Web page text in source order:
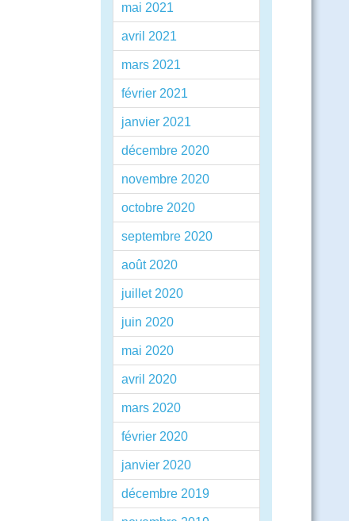
mai 2021
avril 2021
mars 2021
février 2021
janvier 2021
décembre 2020
novembre 2020
octobre 2020
septembre 2020
août 2020
juillet 2020
juin 2020
mai 2020
avril 2020
mars 2020
février 2020
janvier 2020
décembre 2019